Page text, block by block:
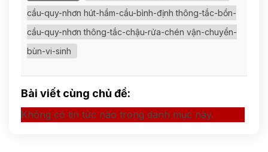
cầu-quy-nhơn hút-hầm-cầu-bình-định thông-tắc-bồn-
cầu-quy-nhơn thông-tắc-chậu-rửa-chén vận-chuyển-
bùn-vi-sinh
Bài viết cùng chủ đề:
Không có tin tức nào trong danh mục này.